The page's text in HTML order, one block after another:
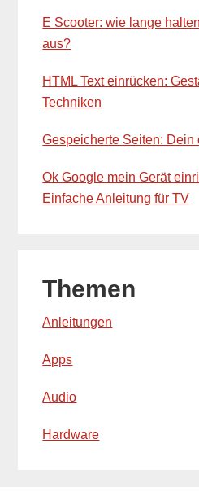
E Scooter: wie lange
aus?
HTML Text einrücken:
Techniken
Gespeicherte Seiten:
Ok Google mein Gerät
Einfache Anleitung für TV
Themen
Anleitungen
Apps
Audio
Hardware